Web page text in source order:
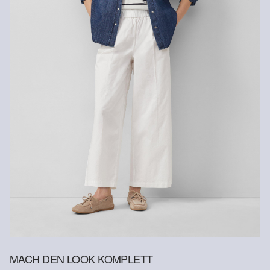
Rückerstattungsbetrag abgezogen.
Gastkunden können ihre Artikel innerhalb von 14 Tagen nach
Erhalt der Ware an uns zurückschicken. Fashion Card und VIP
Kunden haben nach Erhalt der Ware 30 Tage Zeit, um ihre Artikel
MACH DEN LOOK KOMPLETT